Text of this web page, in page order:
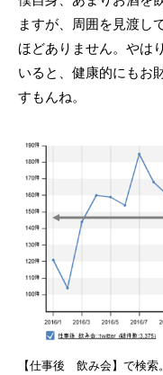
ますが、周囲を見渡し
ほどありません。やは
いると、健康的にもお
すもんね。
【仕事後 飲み会】で検索